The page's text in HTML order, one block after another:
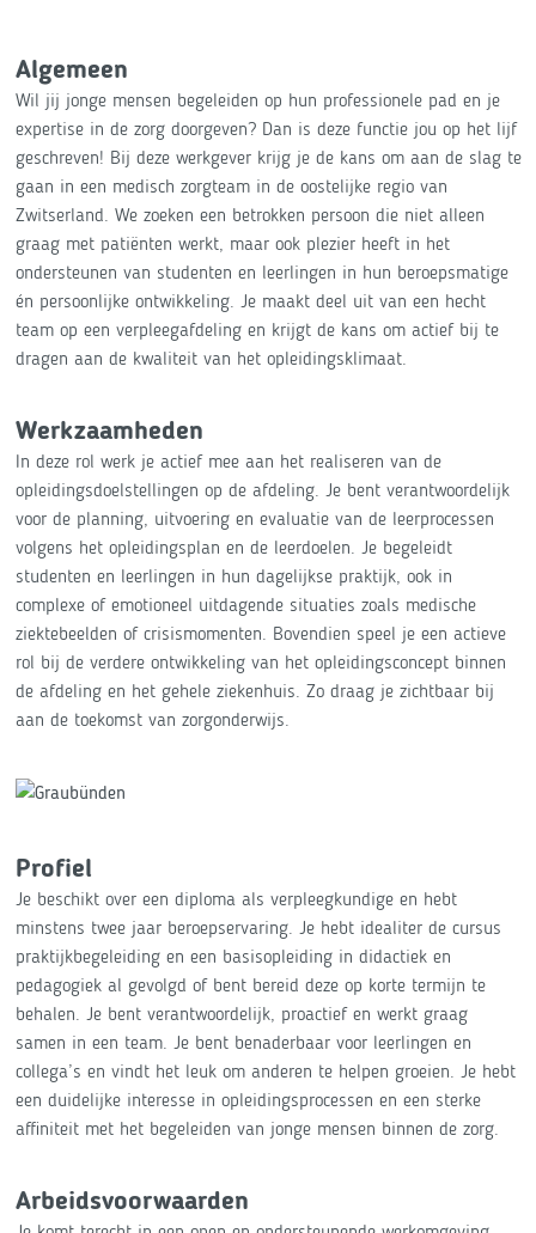
Algemeen
Wil jij jonge mensen begeleiden op hun professionele pad en je
expertise in de zorg doorgeven? Dan is deze functie jou op het lijf
geschreven! Bij deze werkgever krijg je de kans om aan de slag te
gaan in een medisch zorgteam in de oostelijke regio van
Zwitserland. We zoeken een betrokken persoon die niet alleen
graag met patiënten werkt, maar ook plezier heeft in het
ondersteunen van studenten en leerlingen in hun beroepsmatige
én persoonlijke ontwikkeling. Je maakt deel uit van een hecht
team op een verpleegafdeling en krijgt de kans om actief bij te
dragen aan de kwaliteit van het opleidingsklimaat.
Werkzaamheden
In deze rol werk je actief mee aan het realiseren van de
opleidingsdoelstellingen op de afdeling. Je bent verantwoordelijk
voor de planning, uitvoering en evaluatie van de leerprocessen
volgens het opleidingsplan en de leerdoelen. Je begeleidt
studenten en leerlingen in hun dagelijkse praktijk, ook in
complexe of emotioneel uitdagende situaties zoals medische
ziektebeelden of crisismomenten. Bovendien speel je een actieve
rol bij de verdere ontwikkeling van het opleidingsconcept binnen
de afdeling en het gehele ziekenhuis. Zo draag je zichtbaar bij
aan de toekomst van zorgonderwijs.
Profiel
Je beschikt over een diploma als verpleegkundige en hebt
minstens twee jaar beroepservaring. Je hebt idealiter de cursus
praktijkbegeleiding en een basisopleiding in didactiek en
pedagogiek al gevolgd of bent bereid deze op korte termijn te
behalen. Je bent verantwoordelijk, proactief en werkt graag
samen in een team. Je bent benaderbaar voor leerlingen en
collega’s en vindt het leuk om anderen te helpen groeien. Je hebt
een duidelijke interesse in opleidingsprocessen en een sterke
affiniteit met het begeleiden van jonge mensen binnen de zorg.
Arbeidsvoorwaarden